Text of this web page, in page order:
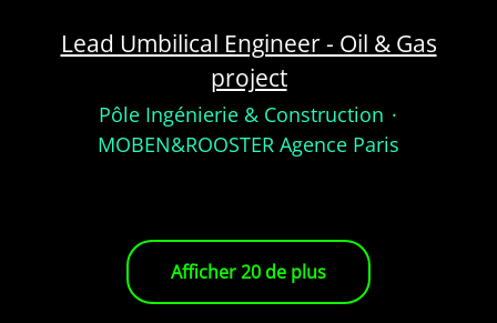
Lead Umbilical Engineer - Oil & Gas
project
Pôle Ingénierie & Construction ·
MOBEN&ROOSTER Agence Paris
Afficher 20 de plus